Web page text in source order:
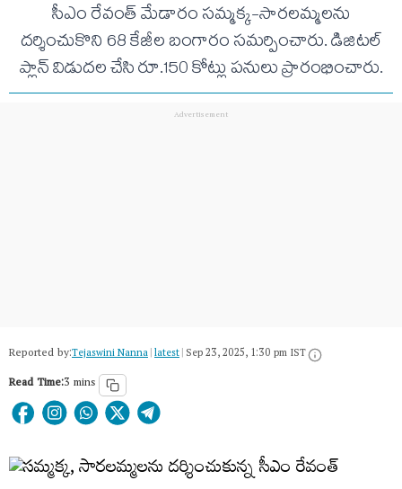
సీఎం రేవంత్ మేడారం సమ్మక్క-సారలమ్మలను
దర్శించుకొని 68 కేజీల బంగారం సమర్పించారు. డిజిటల్
ప్లాన్ విడుదల చేసి రూ.150 కోట్లు పనులు ప్రారంభించారు.
Reported by:Tejaswini Nanna|latest|Sep 23, 2025, 1:30 pm IST
Read Time:3 mins